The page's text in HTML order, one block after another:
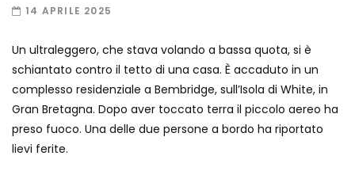
Record di baci in 30 secondi
Due navi USA si scontrano in mare
14 APRILE 2025
Un ultraleggero, che stava volando a bassa quota, si è
schiantato contro il tetto di una casa. È accaduto in un
complesso residenziale a Bembridge, sull’Isola di White, in
Gran Bretagna. Dopo aver toccato terra il piccolo aereo ha
preso fuoco. Una delle due persone a bordo ha riportato
lievi ferite.